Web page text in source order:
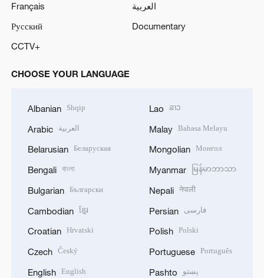
Français
العربية
Русский
Documentary
CCTV+
CHOOSE YOUR LANGUAGE
Albanian Shqip
Arabic العربية
Belarusian Беларуская
Bengali বাংলা
Bulgarian Български
Cambodian ខ្មែរ
Croatian Hrvatski
Czech Český
English English
Lao ລາວ
Malay Bahasa Melayu
Mongolian Монгол
Myanmar မြန်မာဘာသာ
Nepali नेपाली
Persian فارسی
Polish Polski
Portuguese Português
Pashto پښتو